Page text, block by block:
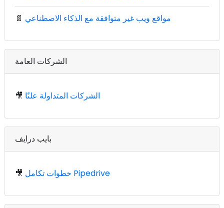
📄 مواقع ويب غير متوافقة مع الذكاء الاصطناعي
الشركات العامة
🎥 الشركات المتداولة علنًا
بايب درايف
🎥 خطوات تكامل Pipedrive